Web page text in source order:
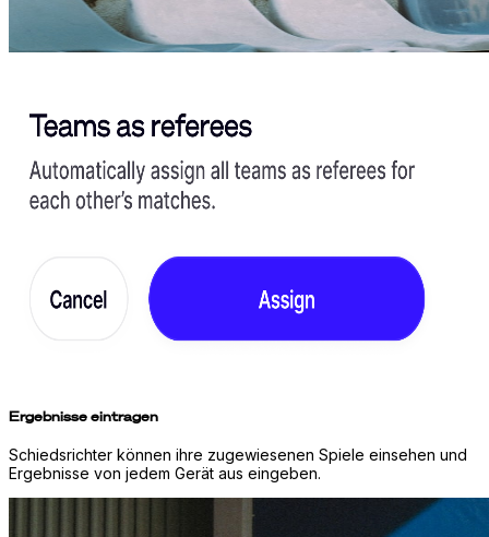
Ergebnisse eintragen
Schiedsrichter können ihre zugewiesenen Spiele einsehen und
Ergebnisse von jedem Gerät aus eingeben.